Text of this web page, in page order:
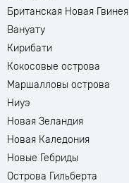
Британская Новая Гвинея
Вануату
Кирибати
Кокосовые острова
Маршалловы острова
Ниуэ
Новая Зеландия
Новая Каледония
Новые Гебриды
Острова Гильберта